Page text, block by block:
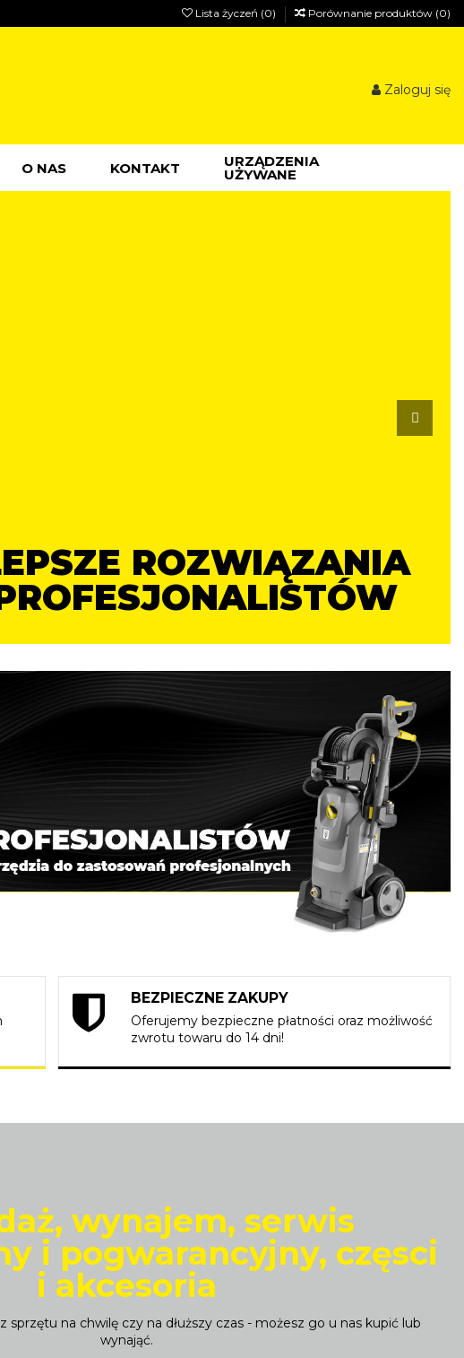
Lista życzeń (0) Porównanie produktów (0)
Zaloguj się
O NAS KONTAKT URZĄDZENIA
UŻYWANE
ROZWIĄZANIA
BEZPIECZNE ZAKUPY
Oferujemy bezpieczne płatności oraz możliwość
zwrotu towaru do 14 dni!
wynajem, serwis
i pogwarancyjny, częsci
i akcesoria
sprzętu na chwilę czy na dłuższy czas - możesz go u nas kupić lub
wynająć.